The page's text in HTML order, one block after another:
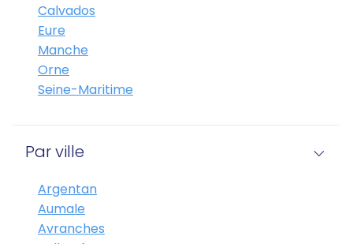
Calvados
Eure
Manche
Orne
Seine-Maritime
Par ville
Argentan
Aumale
Avranches